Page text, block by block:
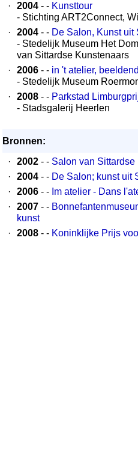
· 2004 - - Kunsttour
- Stichting ART2Connect,
·
2004 - - De Salon, Kunst uit
- Stedelijk Museum Het
van Sittardse Kunstenaars
·
2006 - - in 't atelier,
- Stedelijk Museum
·
2008 - - Parkstad
- Stadsgalerij Heerlen
Bronnen:
·
2002 - - Salon van Sittardse
·
2004 - - De Salon; kunst uit
·
2006 - - Im atelier - Dans
·
2007 - -
kunst
·
2008 - - Koninklijke Prijs